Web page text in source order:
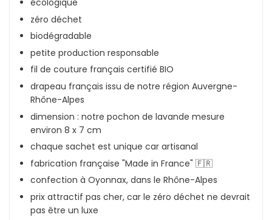
écologique
zéro déchet
biodégradable
petite production responsable
fil de couture français certifié BIO
drapeau français issu de notre région Auvergne-
Rhône-Alpes
dimension : notre pochon de lavande mesure
environ 8 x 7 cm
chaque sachet est unique car artisanal
fabrication française "Made in France" 🇫🇷
confection à Oyonnax, dans le Rhône-Alpes
prix attractif pas cher, car le zéro déchet ne devrait
pas être un luxe